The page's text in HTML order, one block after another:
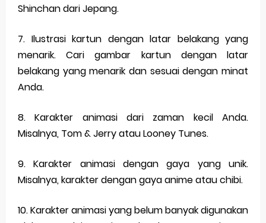
Shinchan dari Jepang.
7. Ilustrasi kartun dengan latar belakang yang
menarik. Cari gambar kartun dengan latar
belakang yang menarik dan sesuai dengan minat
Anda.
8. Karakter animasi dari zaman kecil Anda.
Misalnya, Tom & Jerry atau Looney Tunes.
9. Karakter animasi dengan gaya yang unik.
Misalnya, karakter dengan gaya anime atau chibi.
10. Karakter animasi yang belum banyak digunakan